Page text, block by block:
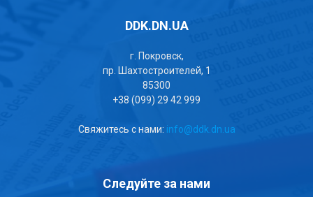
DDK.DN.UA
г. Покровск,
пр. Шахтостроителей, 1
85300
+38 (099) 29 42 999
Свяжитесь с нами: info@ddk.dn.ua
Следуйте за нами